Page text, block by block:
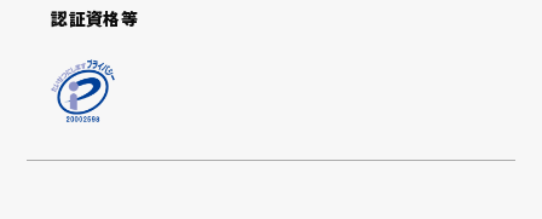
認証資格等